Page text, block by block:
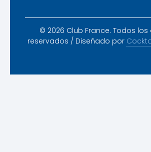
© 2026 Club France. Todos
reservados / Diseñado por